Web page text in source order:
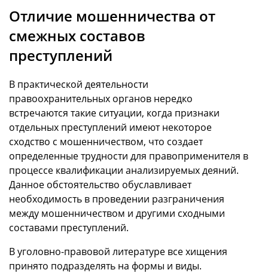
Отличие мошенничества от
смежных составов
преступлений
В практической деятельности
правоохранительных органов нередко
встречаются такие ситуации, когда признаки
отдельных преступлений имеют некоторое
сходство с мошенничеством, что создает
определенные трудности для правоприменителя в
процессе квалификации анализируемых деяний.
Данное обстоятельство обуславливает
необходимость в проведении разграничения
между мошенничеством и другими сходными
составами преступлений.
В уголовно-правовой литературе все хищения
принято подразделять на формы и виды.